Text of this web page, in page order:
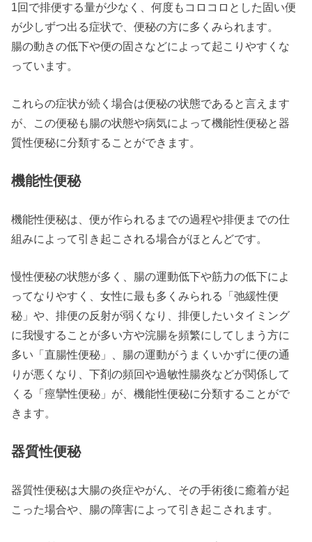
1回で排便する量が少なく、何度もコロコロとした固い便
が少しずつ出る症状で、便秘の方に多くみられます。
腸の動きの低下や便の固さなどによって起こりやすくな
っています。
これらの症状が続く場合は便秘の状態であると言えます
が、この便秘も腸の状態や病気によって機能性便秘と器
質性便秘に分類することができます。
機能性便秘
機能性便秘は、便が作られるまでの過程や排便までの仕
組みによって引き起こされる場合がほとんどです。
慢性便秘の状態が多く、腸の運動低下や筋力の低下によ
ってなりやすく、女性に最も多くみられる「弛緩性便
秘」や、排便の反射が弱くなり、排便したいタイミング
に我慢することが多い方や浣腸を頻繁にしてしまう方に
多い「直腸性便秘」、腸の運動がうまくいかずに便の通
りが悪くなり、下剤の頻回や過敏性腸炎などが関係して
くる「痙攣性便秘」が、機能性便秘に分類することがで
きます。
器質性便秘
器質性便秘は大腸の炎症やがん、その手術後に癒着が起
こった場合や、腸の障害によって引き起こされます。